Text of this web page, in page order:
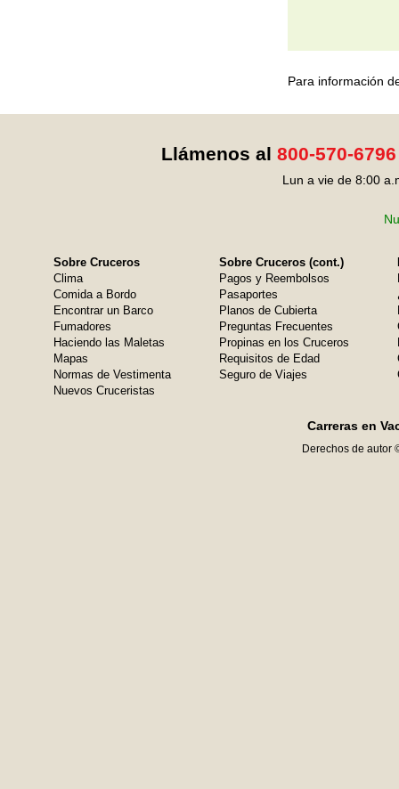
Para información
Llámenos al 800-570-6796
Lun a vie de 8:00
Sobre Cruceros
Clima
Comida a Bordo
Encontrar un Barco
Fumadores
Haciendo las Maletas
Mapas
Normas de Vestimenta
Nuevos Cruceristas
Sobre Cruceros (cont.)
Pagos y Reembolsos
Pasaportes
Planos de Cubierta
Preguntas Frecuentes
Propinas en los Cruceros
Requisitos de Edad
Seguro de Viajes
Carreras en
Derechos de autor